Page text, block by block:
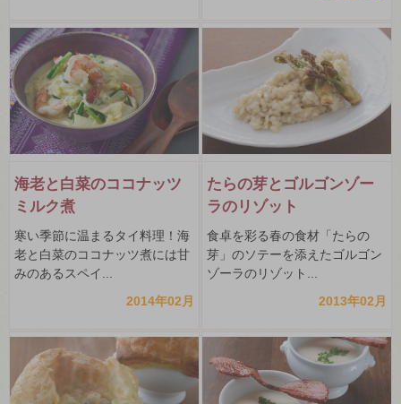
海老と白菜のココナッツ
ミルク煮
寒い季節に温まるタイ料理！海
老と白菜のココナッツ煮には甘
みのあるスペイ...
2014年02月
たらの芽とゴルゴンゾー
ラのリゾット
食卓を彩る春の食材「たらの
芽」のソテーを添えたゴルゴン
ゾーラのリゾット...
2013年02月